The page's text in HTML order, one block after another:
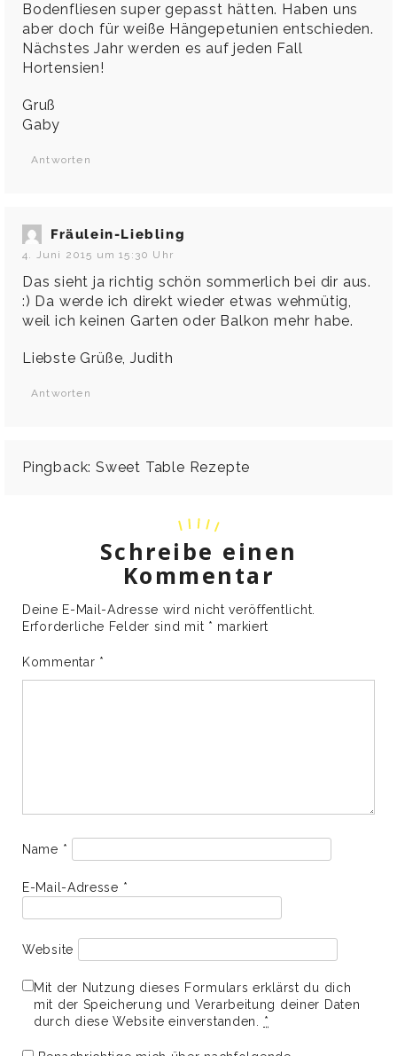
Bodenfliesen super gepasst hätten. Haben uns
aber doch für weiße Hängepetunien entschieden.
Nächstes Jahr werden es auf jeden Fall
Hortensien!
Gruß
Gaby
Antworten
Fräulein-Liebling
4. Juni 2015 um 15:30 Uhr
Das sieht ja richtig schön sommerlich bei dir aus.
:) Da werde ich direkt wieder etwas wehmütig,
weil ich keinen Garten oder Balkon mehr habe.
Liebste Grüße, Judith
Antworten
Pingback:Sweet Table Rezepte
Schreibe einen
Kommentar
Deine E-Mail-Adresse wird nicht veröffentlicht.
Erforderliche Felder sind mit * markiert
Kommentar *
Name *
E-Mail-Adresse *
Website
Mit der Nutzung dieses Formulars erklärst du dich
mit der Speicherung und Verarbeitung deiner Daten
durch diese Website einverstanden. *